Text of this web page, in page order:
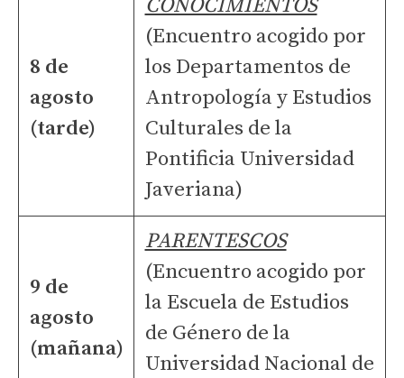
8 de
agosto
(tarde)
CONOCIMIENTOS
(Encuentro acogido por
los Departamentos de
Antropología y Estudios
Culturales de la
Pontificia Universidad
Javeriana)
9 de
agosto
(mañana)
PARENTESCOS
(Encuentro acogido por
la Escuela de Estudios
de Género de la
Universidad Nacional de